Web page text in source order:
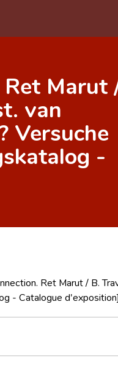
Marut
van
Versuche
-
Ret Marut / B.
- Catalogue d'exposition]